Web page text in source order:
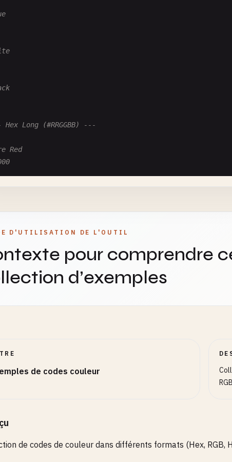
Long (#RRGGBB) ---
Red
D'UTILISATION DE L'OUTIL
pour comprendre
d’exemples
de codes couleur
de codes de couleur dans différents formats (Hex, RGB,